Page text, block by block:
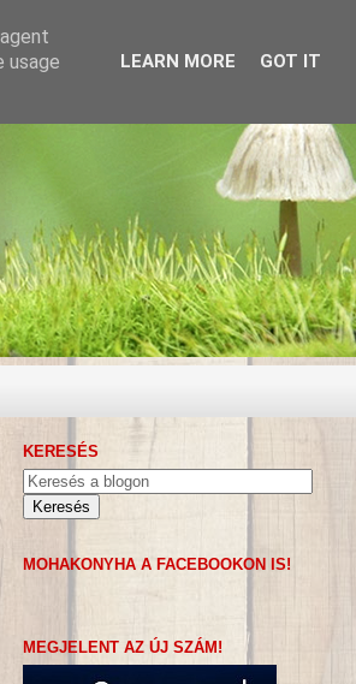
KERESÉS
MOHAKONYHA A FACEBOOKON IS!
MEGJELENT AZ ÚJ SZÁM!
usage
LEARN MORE GOT IT